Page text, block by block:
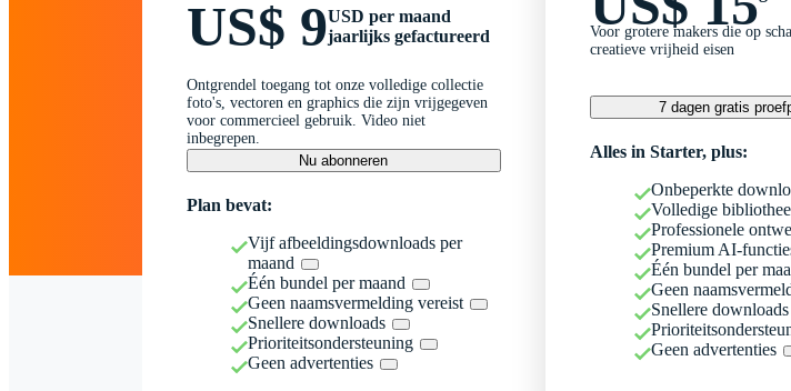
US$ 9USD per maand
jaarlijks gefactureerd
Ontgrendel toegang tot onze volledige collectie
foto's, vectoren en graphics die zijn vrijgegeven
voor commercieel gebruik. Video niet
inbegrepen.
Nu abonneren
Plan bevat:
Vijf afbeeldingsdownloads per
maand
Één bundel per maand
Geen naamsvermelding vereist
Snellere downloads
Prioriteitsondersteuning
Geen advertenties
Voor grotere makers die op
creatieve vrijheid eisen
7 dagen gratis
Alles in Starter, plus:
Onbeperkte
Volledige
Professionele
Premium AI-
Één bundel per
Geen
Snellere downloads
Geen advertenties